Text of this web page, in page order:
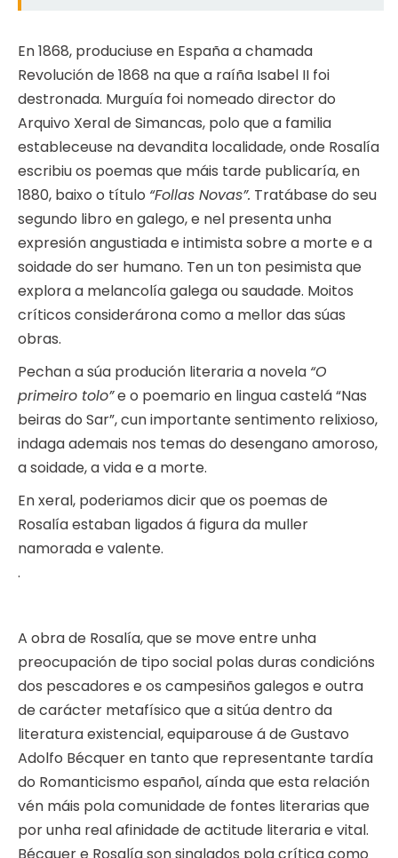
En 1868, produciuse en España a chamada
Revolución de 1868 na que a raíña Isabel II foi
destronada. Murguía foi nomeado director do
Arquivo Xeral de Simancas, polo que a familia
estableceuse na devandita localidade, onde Rosalía
escribiu os poemas que máis tarde publicaría, en
1880, baixo o título “Follas Novas”. Tratábase do seu
segundo libro en galego, e nel presenta unha
expresión angustiada e intimista sobre a morte e a
soidade do ser humano. Ten un ton pesimista que
explora a melancolía galega ou saudade. Moitos
críticos considerárona como a mellor das súas
obras.
Pechan a súa produción literaria a novela “O
primeiro tolo”e o poemario en lingua castelá “Nas
beiras do Sar”, cun importante sentimento relixioso,
indaga ademais nos temas do desengano amoroso,
a soidade, a vida e a morte.
En xeral, poderiamos dicir que os poemas de
Rosalía estaban ligados á figura da muller
namorada e valente.
.
A obra de Rosalía, que se move entre unha
preocupación de tipo social polas duras condicións
dos pescadores e os campesiños galegos e outra
de carácter metafísico que a sitúa dentro da
literatura existencial, equiparouse á de Gustavo
Adolfo Bécquer en tanto que representante tardía
do Romanticismo español, aínda que esta relación
vén máis pola comunidade de fontes literarias que
por unha real afinidade de actitude literaria e vital.